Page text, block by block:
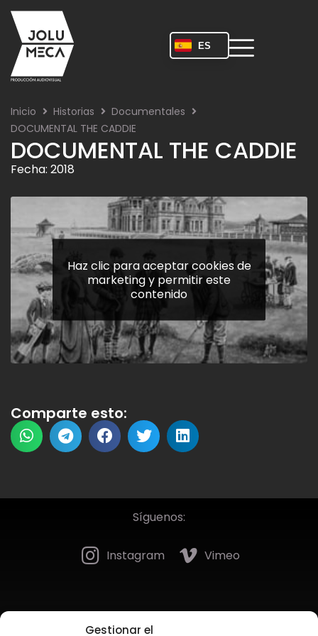
Gestionar el
contenido
ES
DOCUMENTAL THE CADDIE
Inicio Historias
Documentales
DOCUMENTAL THE CADDIE
Fecha: 2018
Haz clic para aceptar cookies de
marketing y permitir este
contenido
Comparte esto:
Síguenos:
Instagram Vimeo